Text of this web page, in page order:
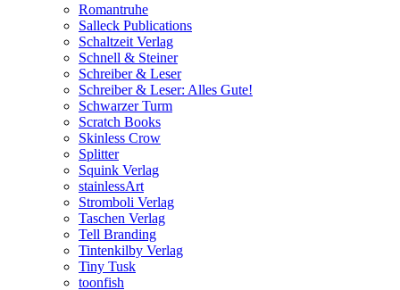
Romantruhe
Salleck Publications
Schaltzeit Verlag
Schnell & Steiner
Schreiber & Leser
Schreiber & Leser: Alles Gute!
Schwarzer Turm
Scratch Books
Skinless Crow
Splitter
Squink Verlag
stainlessArt
Stromboli Verlag
Taschen Verlag
Tell Branding
Tintenkilby Verlag
Tiny Tusk
toonfish